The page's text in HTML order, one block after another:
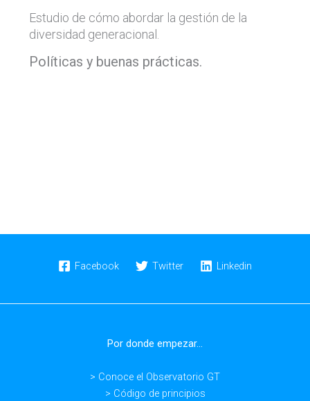
Estudio de cómo abordar la gestión de la
diversidad generacional.
Políticas y buenas prácticas.
Facebook Twitter Linkedin
Por donde empezar...
> Conoce el Observatorio GT
> Código de principios